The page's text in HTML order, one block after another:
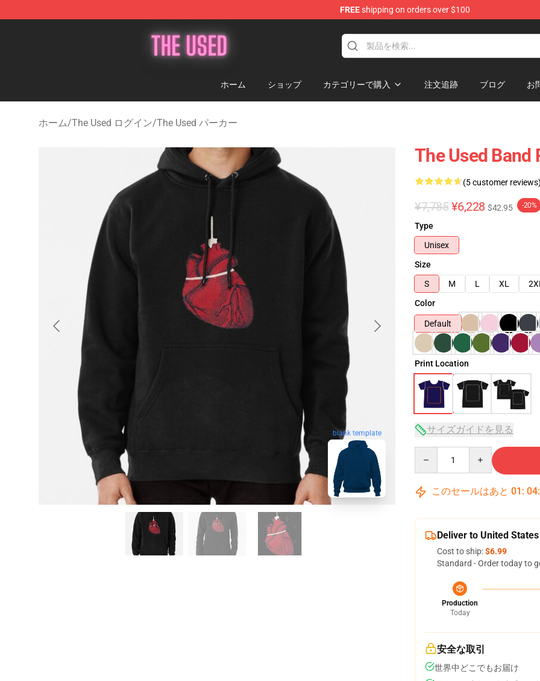
FREEshipping on orders over $100
ホーム ショップ カテゴリーで購入 注文追跡 ブログ お
ホーム/The Used ログイン/The Used パーカー
blank template
The Used Band
(5 customer reviews)
¥7,785 ¥6,228 $42.95 -20%
Type
Unisex
Size
S
M L XL 2XL
Color
Default
Print Location
サイズガイドを見る
このセールはあと 01 : 04:
Deliver to United States
Cost to ship:$6.99
Standard - Order today to
Production
Today
安全な取引
世界中どこでもお届け